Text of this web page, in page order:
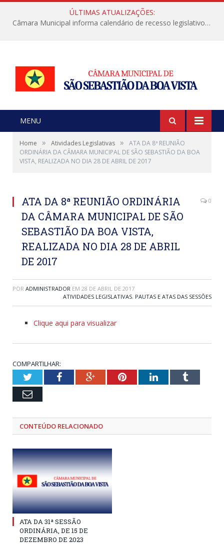
ÚLTIMAS ATUALIZAÇÕES:
Câmara Municipal informa calendário de recesso legislativo de julho
MENU
Home » Atividades Legislativas »
ATA DA 8ª REUNIÃO
ORDINÁRIA DA CÂMARA MUNICIPAL DE SÃO SEBASTIÃO DA BOA
VISTA, REALIZADA NO DIA 28 DE ABRIL DE 2017
ATA DA 8ª REUNIÃO ORDINÁRIA
DA CÂMARA MUNICIPAL DE SÃO
SEBASTIÃO DA BOA VISTA,
REALIZADA NO DIA 28 DE ABRIL
DE 2017
0
POR ADMINISTRADOR EM 28 DE ABRIL DE 2017
ATIVIDADES LEGISLATIVAS, PAUTAS E ATAS DAS SESSÕES
Clique aqui para visualizar
COMPARTILHAR:
TwitterFacebookGoogle+PinterestLinkedInTumblr
Email
CONTEÚDO RELACIONADO
ATA DA 31ª SESSÃO
ORDINÁRIA, DE 15 DE
DEZEMBRO DE 2023